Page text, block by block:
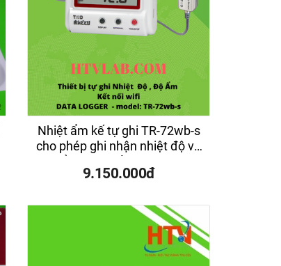
Nhiệt ẩm kế tự ghi TR-72wb-s
cho phép ghi nhận nhiệt độ và
9.150.000đ